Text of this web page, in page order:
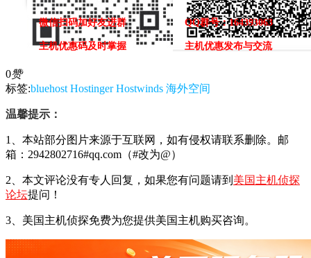
微信扫码加好友进群
主机优惠码及时掌握
QQ群号：164393063
主机优惠发布与交流
0赞
标签:bluehost Hostinger Hostwinds 海外空间
温馨提示：
1、本站部分图片来源于互联网，如有侵权请联系删除。邮
箱：2942802716#qq.com（#改为@）
2、本文评论没有专人回复，如果您有问题请到 美国主机侦探
论坛提问！
3、美国主机侦探免费为您提供美国主机购买咨询。